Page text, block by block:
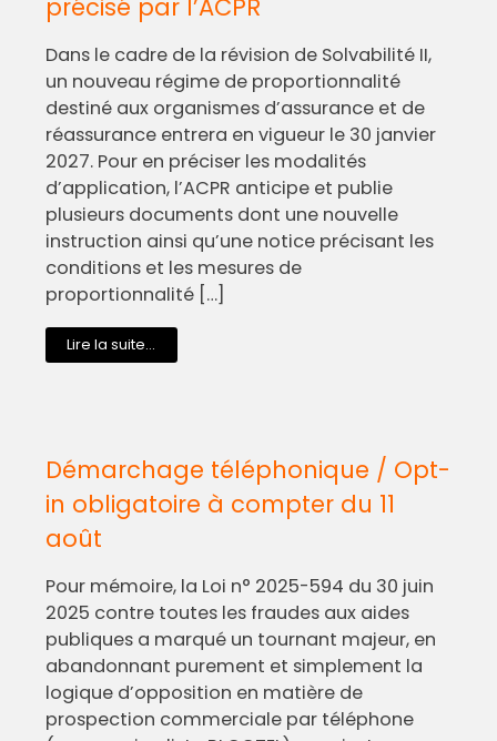
précisé par l’ACPR
Dans le cadre de la révision de Solvabilité II,
un nouveau régime de proportionnalité
destiné aux organismes d’assurance et de
réassurance entrera en vigueur le 30 janvier
2027. Pour en préciser les modalités
d’application, l’ACPR anticipe et publie
plusieurs documents dont une nouvelle
instruction ainsi qu’une notice précisant les
conditions et les mesures de
proportionnalité […]
Lire la suite...
Démarchage téléphonique / Opt-
in obligatoire à compter du 11
août
Pour mémoire, la Loi n° 2025-594 du 30 juin
2025 contre toutes les fraudes aux aides
publiques a marqué un tournant majeur, en
abandonnant purement et simplement la
logique d’opposition en matière de
prospection commerciale par téléphone